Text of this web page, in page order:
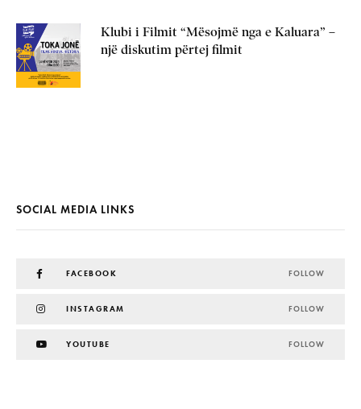
Klubi i Filmit “Mësojmë nga e Kaluara” –
një diskutim përtej filmit
SOCIAL MEDIA LINKS
FACEBOOK FOLLOW
INSTAGRAM FOLLOW
YOUTUBE FOLLOW